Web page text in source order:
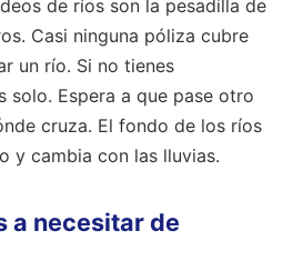
de ríos son la pesadilla de
Casi ninguna póliza cubre
un río. Si no tienes
solo. Espera a que pase otro
cruza. El fondo de los ríos
y cambia con las lluvias.
a necesitar de